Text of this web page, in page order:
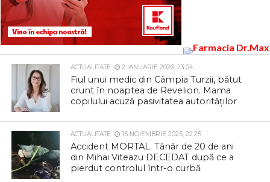
ACTUALITATE 2 IANUARIE 2026, 23:04
Fiul unui medic din Câmpia Turzii, bătut
crunt în noaptea de Revelion. Mama
copilului acuză pasivitatea autorităților
ACTUALITATE 15 NOIEMBRIE 2025, 22:25
Accident MORTAL. Tânăr de 20 de ani
din Mihai Viteazu DECEDAT după ce a
pierdut controlul într-o curbă